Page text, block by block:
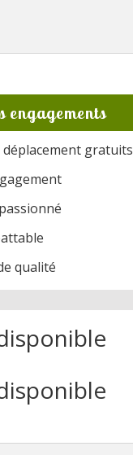
engagements
déplacement gratuits
qualité